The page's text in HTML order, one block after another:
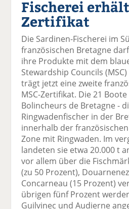
Fischerei erhält
Zertifikat
Die Sardinen-Fischerei im
französischen Bretagne
ihre Produkte mit dem
Stewardship Councils
trägt jetzt eine zweite
MSC-Zertifikat. Die 21
Bolincheurs de Bretagne -
Ringwadenfischer in der
innerhalb der
Zone mit Ringwaden. Im
landeten sie etwa 20.000 t
vor allem über die
(zu 50 Prozent),
Concarneau (15 Prozent)
übrigen fünf Prozent
Guilvinec und Audierne